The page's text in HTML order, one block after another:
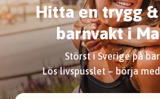
Hitta en trygg
barnvakt i
Störst i Sverige på
Lös livspusslet – börja